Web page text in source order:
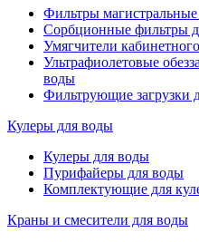
Фильтры магистральные
Сорбционные фильтры
Умягчители
Ультрафиолетовые
воды
Фильтрующие загрузки
Кулеры для воды
Кулеры для воды
Пурифайеры для воды
Комплектующие для
Краны и смесители для воды